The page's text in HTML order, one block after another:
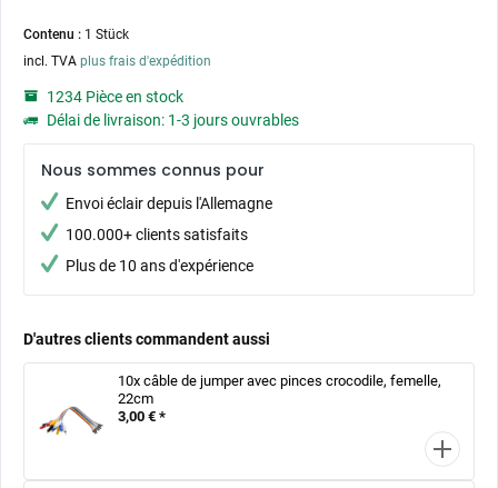
Contenu : 1 Stück
incl. TVA plus frais d'expédition
1234 Pièce en stock
Délai de livraison: 1-3 jours ouvrables
Nous sommes connus pour
Envoi éclair depuis l'Allemagne
100.000+ clients satisfaits
Plus de 10 ans d'expérience
D'autres clients commandent aussi
10x câble de jumper avec pinces crocodile, femelle,
22cm
3,00 € *